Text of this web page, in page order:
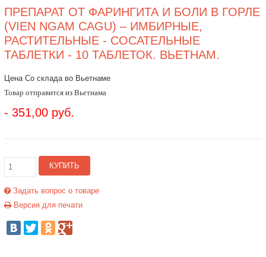
ПРЕПАРАТ ОТ ФАРИНГИТА И БОЛИ В ГОРЛЕ
(VIEN NGAM CAGU) – ИМБИРНЫЕ,
РАСТИТЕЛЬНЫЕ - СОСАТЕЛЬНЫЕ
ТАБЛЕТКИ - 10 ТАБЛЕТОК. ВЬЕТНАМ.
Цена Со склада во Вьетнаме
Товар отправится из Вьетнама
- 351,00 руб.
КУПИТЬ
Задать вопрос о товаре
Версия для печати